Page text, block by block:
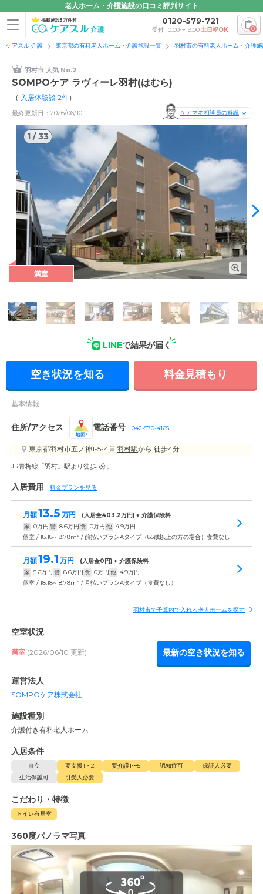
老人ホーム・介護施設の口コミ評判サイト
掲載施設5万件超 0120-579-721
受付 10:00〜19:00土日祝OK 0
ケアスル 介護 東京都の有料老人ホーム・介護施設一覧 羽村市の有料老人ホーム・介護
羽村市 人気 No.2
SOMPOケア ラヴィーレ羽村(はむら)
（ 入居体験談 2件）
最終更新日：2026/06/10 ケアマネ相談員の解説
1 /33
外観: 青梅線「羽村」駅から徒歩5分の介護付き有料老人ホーム
満室
LINEで結果が届く
空き状況を知る 料金見積もり
基本情報
住所/アクセス
地図
電話番号 042-570-4165
東京都羽村市五ノ神1-5-4 羽村駅から 徒歩4分
JR青梅線「羽村」駅より徒歩5分。
入居費用 料金プランを見る
月額13.5 万円 (入居金403.2万円) + 介護保険料
家 0万円 管 8.6万円 食 0万円 他 4.9万円
個室 / 18.18~18.78m2 / 前払いプランAタイプ（85歳以上の方の場合）食費なし
月額19.1 万円 (入居金0円) + 介護保険料
家 5.6万円 管 8.6万円 食 0万円 他 4.9万円
個室 / 18.18~18.78m2 / 月払いプランAタイプ（食費なし）
羽村市で予算内で入れる老人ホームを探す
空室状況
満室 (2026/06/10 更新) 最新の空き状況を知る
運営法人
SOMPOケア株式会社
施設種別
介護付き有料老人ホーム
入居条件
自立 要支援1・2 要介護1〜5 認知症可
保証人必要
生活保護可
引受人必要
こだわり・特徴
トイレ有居室
360度パノラマ写真